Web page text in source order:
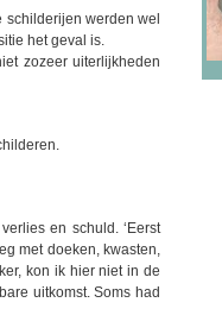
Kunstuitleenwerden wel
het geval is.
zozeer uiterlijkheden
en schuld. ‘Eerst
met doeken, kwasten,
kon ik hier niet in de
uitkomst. Soms had